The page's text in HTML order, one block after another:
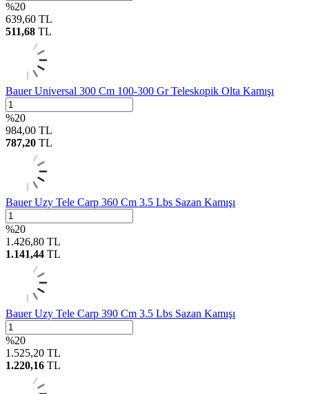
%20
639,60 TL
511,68 TL
Bauer Universal 300 Cm 100-300 Gr Teleskopik Olta Kamışı
%20
984,00 TL
787,20 TL
Bauer Uzy Tele Carp 360 Cm 3.5 Lbs Sazan Kamışı
%20
1.426,80 TL
1.141,44 TL
Bauer Uzy Tele Carp 390 Cm 3.5 Lbs Sazan Kamışı
%20
1.525,20 TL
1.220,16 TL